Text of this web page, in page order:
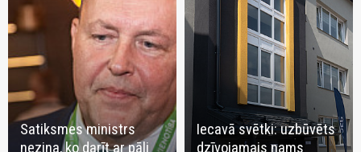
Satiksmes ministrs
nezina, ko darīt ar pāli
Iecavā svētki: uzbūvēts
dzīvojamais nams